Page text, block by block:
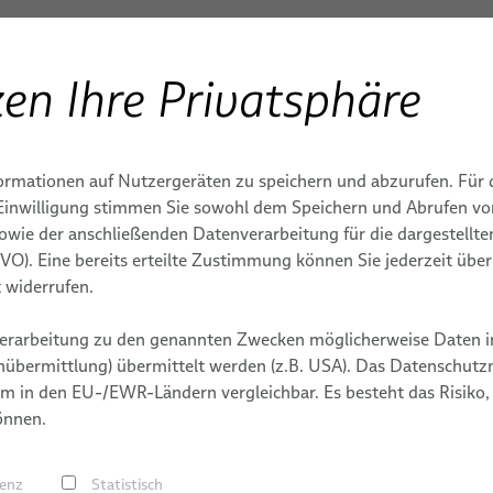
Produkte & Dienstleistungen
FÜR
& -systeme
Einwegkabel
Tüllen und
MEDIZINTECHNISCHE
Medizinische Robotik
ORION
BizLink
Anwendungen
(HF)-Chirurgie
und Computerassistierte
MONITORING
EKG, EEG & MEG
LABORDIAGNOSTIK
ENERGIE
KARRIERE
TERMINE
Neben
Ihre Privatsphäre
auf Nutzergeräten zu speichern und abzurufen. Für
stimmen Sie sowohl dem Speichern und Abrufen
der anschließenden Datenverarbeitung für die
Eine bereits erteilte Zustimmung können Sie jederzeit
zu den genannten Zwecken möglicherweise Daten
übermittelt werden (z.B. USA). Das
in den EU-/EWR-Ländern vergleichbar. Es besteht das
Statistisch